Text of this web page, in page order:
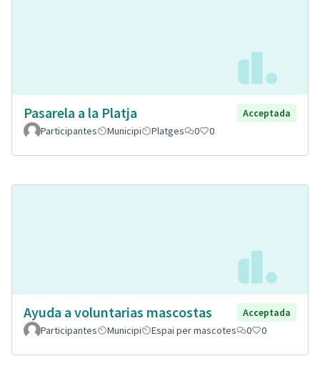
Pasarela a la Platja
Acceptada
Participantes
Municipi Platges 0 0
Ayuda a voluntarias mascostas
Acceptada
Participantes
Municipi Espai per mascotes 0 0